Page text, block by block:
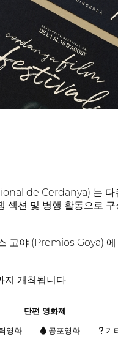
de Cerdanya) 는 다
섹션 및 병행 활동으로
고야 (Premios Goya)
지 개최됩니다.
단편 영화제
영화 공포영화 기